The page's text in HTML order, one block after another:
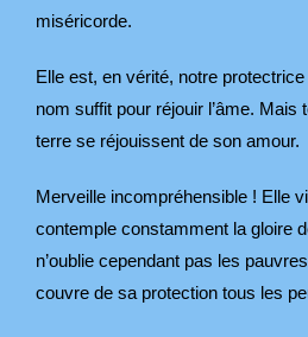
miséricorde.
Elle est, en vérité, notre
nom suffit pour réjouir l’âme. Mais
terre se réjouissent de son amour.
Merveille incompréhensible ! Elle
contemple constamment la gloire
n’oublie cependant pas les
couvre de sa protection tous les